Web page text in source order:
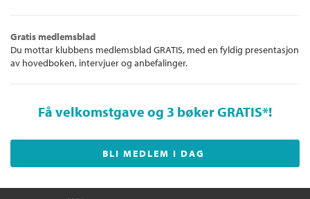
Gratis medlemsblad
Du mottar klubbens medlemsblad GRATIS, med en fyldig presentasjon
av hovedboken, intervjuer og anbefalinger.
Få velkomstgave og 3 bøker GRATIS*!
BLI MEDLEM I DAG